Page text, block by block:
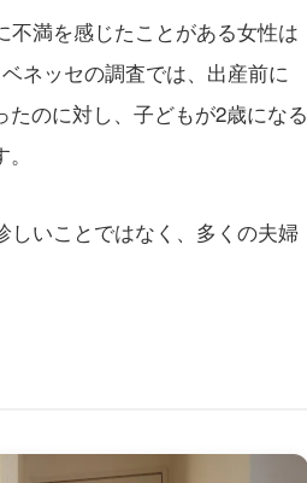
満を感じたことがある女性は
ネッセの調査では、出産前に
たのに対し、子どもが2歳になる
しいことではなく、多くの夫婦